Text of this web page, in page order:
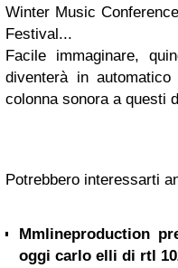
Winter Music
Festival...
Facile immaginare,
diventerà in
colonna sonora a questi
Potrebbero interessarti
Mmlineproduction
oggi carlo elli di rtl